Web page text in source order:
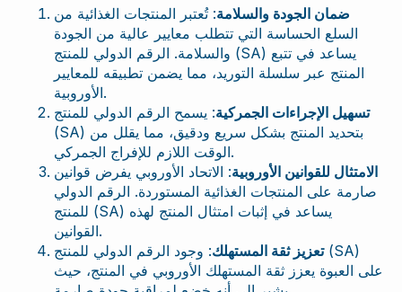
ضمان الجودة والسلامة: تُعتبر المنتجات الغذائية من
السلع الحساسة التي تتطلب معايير عالية من الجودة
والسلامة. الرقم الدولي للمنتج (SA) يساعد في تتبع
المنتج عبر سلسلة التوريد، مما يضمن تطبيقه للمعايير
الأوروبية.
تسهيل الإجراءات الجمركية: يسمح الرقم الدولي للمنتج
(SA) بتحديد المنتج بشكل سريع ودقيق، مما يقلل من
الوقت اللازم للإفراج الجمركي.
الامتثال للقوانين الأوروبية: الاتحاد الأوروبي يفرض قوانين
صارمة على المنتجات الغذائية المستوردة. الرقم الدولي
للمنتج (SA) يساعد في إثبات امتثال المنتج لهذه
القوانين.
تعزيز ثقة المستهلك: وجود الرقم الدولي للمنتج (SA)
على العبوة يعزز ثقة المستهلك الأوروبي في المنتج، حيث